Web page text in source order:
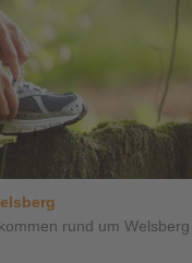
rund um Welsberg